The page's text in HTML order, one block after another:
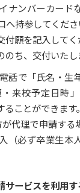
ナンバーカード
へ持参してくださ
付願を記入してく
のち、交付いたし
話で「氏名・生
来校予定日時
ことができます。
代理で申請する
（必ず卒業生本
サービスを利用